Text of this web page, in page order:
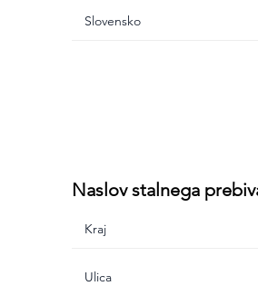
Naslov stalnega